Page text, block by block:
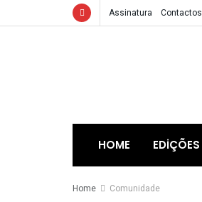
Assinatura Contactos
HOME EDIÇÕES
Home Comunidade